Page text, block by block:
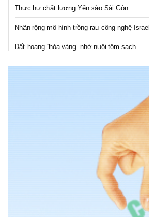
Thực hư chất lượng Yến sào Sài Gòn
Nhân rộng mô hình trồng rau công nghệ Israel
Đất hoang “hóa vàng” nhờ nuôi tôm sạch